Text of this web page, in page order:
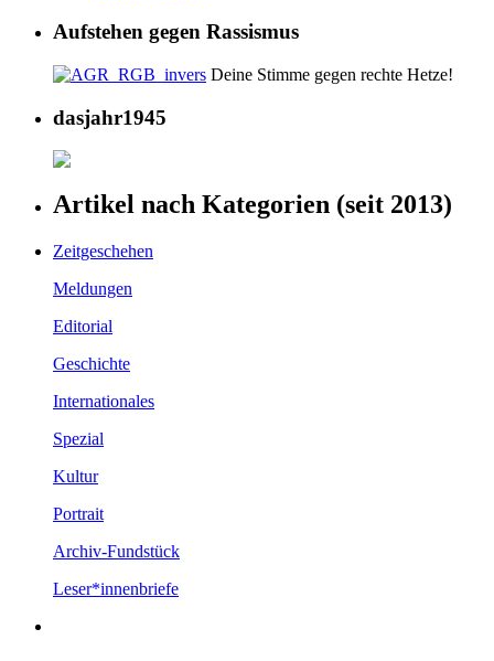
Aufstehen gegen Rassismus
Deine Stimme gegen rechte Hetze!
dasjahr1945
Artikel nach Kategorien (seit 2013)
Zeitgeschehen
Meldungen
Editorial
Geschichte
Internationales
Spezial
Kultur
Portrait
Archiv-Fundstück
Leser*innenbriefe